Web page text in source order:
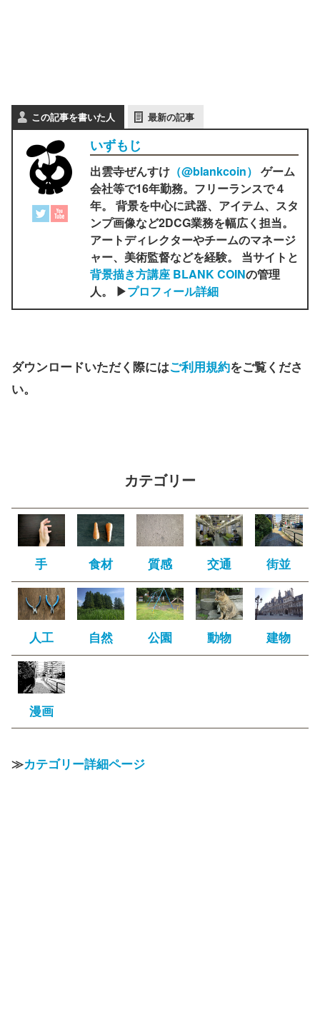
この記事を書いた人 最新の記事
いずもじ
出雲寺ぜんすけ （‎@blankcoin） ゲーム
会社等で16年勤務。フリーランスで４
年。 背景を中心に武器、アイテム、スタ
ンプ画像など2DCG業務を幅広く担当。
アートディレクターやチームのマネージ
ャー、美術監督などを経験。 当サイトと
背景描き方講座 BLANK COINの管理
人。 ▶プロフィール詳細
ダウンロードいただく際にはご利用規約をご覧くださ
い。
カテゴリー
手 食材 質感 交通 街並
人工 自然 公園 動物 建物
漫画
≫カテゴリー詳細ページ